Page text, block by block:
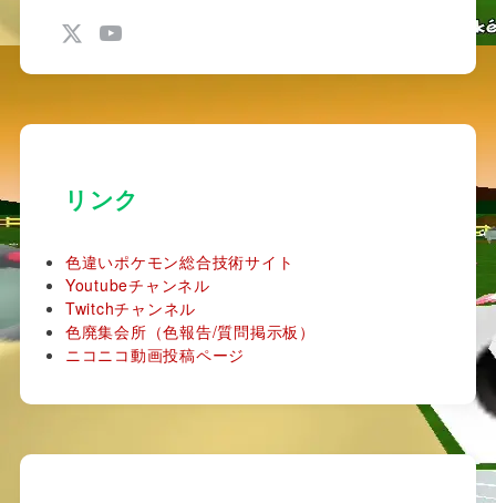
リンク
色違いポケモン総合技術サイト
Youtubeチャンネル
Twitchチャンネル
色廃集会所（色報告/質問掲示板）
ニコニコ動画投稿ページ